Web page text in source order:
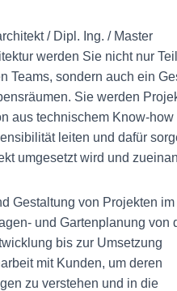
/ Dipl. Ing. / Master
werden Sie nicht nur
Teams, sondern auch ein
Sie werden
aus technischem Know-how
leiten und dafür
umgesetzt wird und
Gestaltung von Projekten
und Gartenplanung von
bis zur Umsetzung
mit Kunden, um deren
zu verstehen und in die